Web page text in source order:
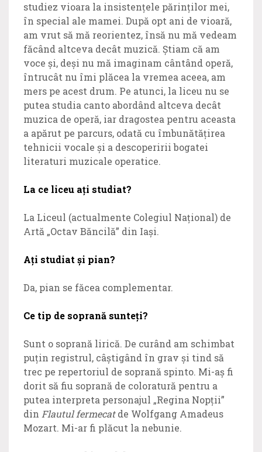
studiez vioara la insistențele părinților mei,
în special ale mamei. După opt ani de vioară,
am vrut să mă reorientez, însă nu mă vedeam
făcând altceva decât muzică. Știam că am
voce și, deși nu mă imaginam cântând operă,
întrucât nu îmi plăcea la vremea aceea, am
mers pe acest drum. Pe atunci, la liceu nu se
putea studia canto abordând altceva decât
muzica de operă, iar dragostea pentru aceasta
a apărut pe parcurs, odată cu îmbunătățirea
tehnicii vocale și a descoperirii bogatei
literaturi muzicale operatice.
La ce liceu ați studiat?
La Liceul (actualmente Colegiul Național) de
Artă „Octav Băncilă” din Iași.
Ați studiat și pian?
Da, pian se făcea complementar.
Ce tip de soprană sunteți?
Sunt o soprană lirică. De curând am schimbat
puțin registrul, câștigând în grav și tind să
trec pe repertoriul de soprană spinto. Mi-aș fi
dorit să fiu soprană de coloratură pentru a
putea interpreta personajul „Regina Nopții”
din Flautul fermecatde Wolfgang Amadeus
Mozart. Mi-ar fi plăcut la nebunie.